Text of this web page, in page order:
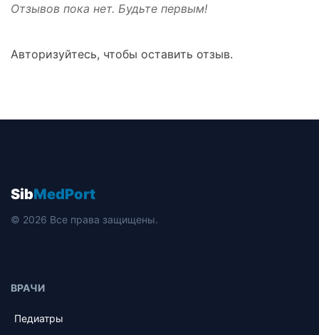
Отзывов пока нет. Будьте первым!
Авторизуйтесь, чтобы оставить отзыв.
SibMedPort
© 2026 Все права защищены.
ВРАЧИ
Педиатры